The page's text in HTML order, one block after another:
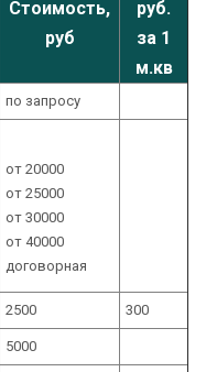
Стоимость,
руб
руб.
за 1
м.кв
по запросу
от 20000
от 25000
от 30000
от 40000
договорная
2500 300
5000